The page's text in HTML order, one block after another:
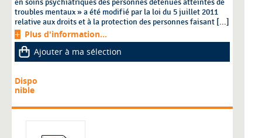
troubles mentaux » a été modifié par la loi du 5 juillet 2011
relative aux droits et à la protection des personnes faisant [...]
Plus d'information...
Ajouter à ma sélection
Dispo
nible